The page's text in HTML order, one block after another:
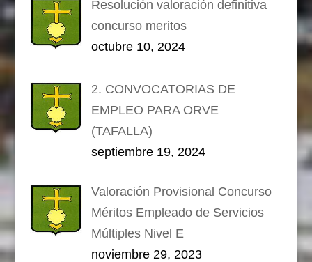
Resolución valoración definitiva
concurso meritos
octubre 10, 2024
2. CONVOCATORIAS DE
EMPLEO PARA ORVE
(TAFALLA)
septiembre 19, 2024
Valoración Provisional Concurso
Méritos Empleado de Servicios
Múltiples Nivel E
noviembre 29, 2023